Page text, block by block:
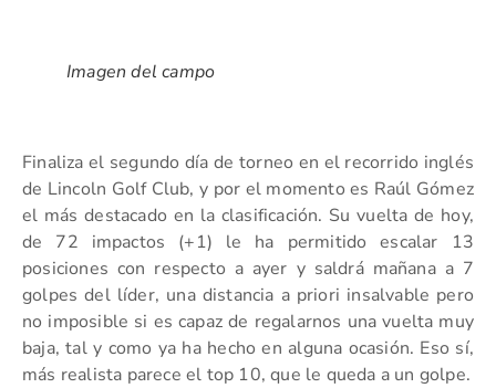
Imagen del campo
Finaliza el segundo día de torneo en el recorrido inglés
de Lincoln Golf Club, y por el momento es Raúl Gómez
el más destacado en la clasificación. Su vuelta de hoy,
de 72 impactos (+1) le ha permitido escalar 13
posiciones con respecto a ayer y saldrá mañana a 7
golpes del líder, una distancia a priori insalvable pero
no imposible si es capaz de regalarnos una vuelta muy
baja, tal y como ya ha hecho en alguna ocasión. Eso sí,
más realista parece el top 10, que le queda a un golpe.